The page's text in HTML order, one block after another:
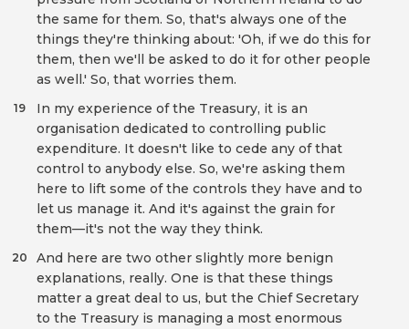
the same for them. So, that's always one of the
things they're thinking about: 'Oh, if we do this for
them, then we'll be asked to do it for other people
as well.' So, that worries them.
In my experience of the Treasury, it is an
organisation dedicated to controlling public
expenditure. It doesn't like to cede any of that
control to anybody else. So, we're asking them
here to lift some of the controls they have and to
let us manage it. And it's against the grain for
them—it's not the way they think.
19
And here are two other slightly more benign
explanations, really. One is that these things
matter a great deal to us, but the Chief Secretary
to the Treasury is managing a most enormous
20